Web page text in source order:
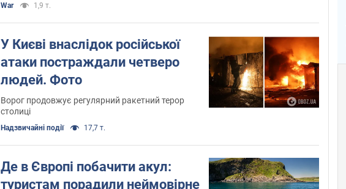
War 1,9 т.
У Києві внаслідок російської
атаки постраждали четверо
людей. Фото
Ворог продовжує регулярний ракетний терор
столиці
Надзвичайні події 17,7 т.
Де в Європі побачити акул:
туристам порадили неймовірне